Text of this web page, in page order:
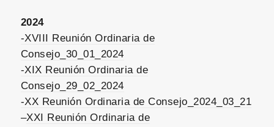
2024
-XVIII Reunión Ordinaria de
Consejo_30_01_2024
-XIX Reunión Ordinaria de
Consejo_29_02_2024
-XX Reunión Ordinaria de Consejo_2024_03_21
–XXI Reunión Ordinaria de